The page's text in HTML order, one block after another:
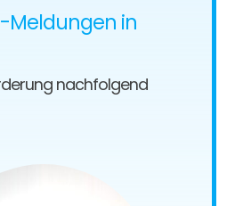
Meldungen in
nachfolgend